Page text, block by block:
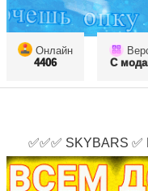
Онлайн
4406
С
✅✅✅